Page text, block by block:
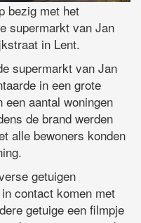
bezig met het
supermarkt van Jan
in Lent.
supermarkt van Jan
in een grote
aantal woningen
de brand werden
alle bewoners konden
getuigen
contact komen met
getuige een filmpje